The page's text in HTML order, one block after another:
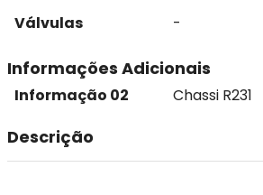
Válvulas
-
Informações Adicionais
Informação 02 Chassi R231
Descrição